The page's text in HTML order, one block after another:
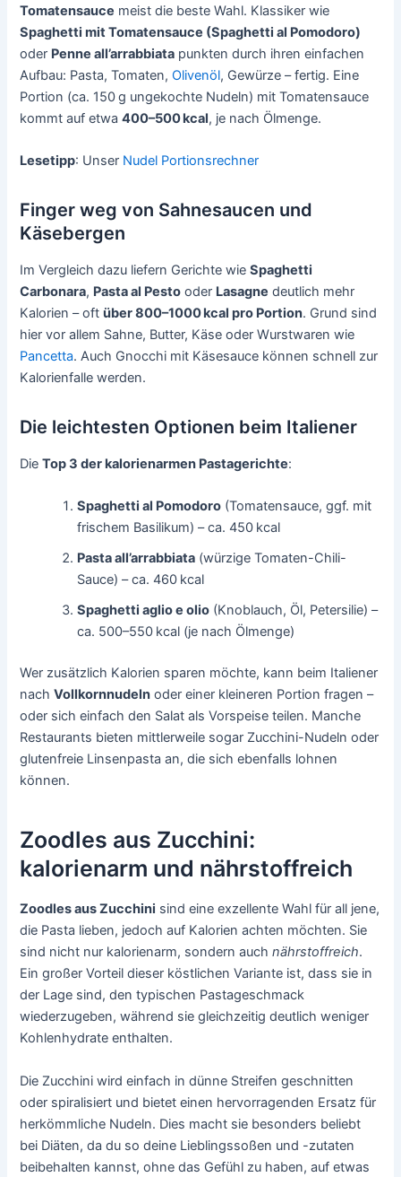
Tomatensauce meist die beste Wahl. Klassiker wie
Spaghetti mit Tomatensauce (Spaghetti al Pomodoro)
oder Penne all’arrabbiata punkten durch ihren einfachen
Aufbau: Pasta, Tomaten,Olivenöl, Gewürze – fertig. Eine
Portion (ca. 150 g ungekochte Nudeln) mit Tomatensauce
kommt auf etwa400–500 kcal, je nach Ölmenge.
Lesetipp: Unser Nudel Portionsrechner
Finger weg von Sahnesaucen und
Käsebergen
Im Vergleich dazu liefern Gerichte wieSpaghetti
Carbonara, Pasta al Pesto oder Lasagne deutlich mehr
Kalorien – oftüber 800–1000 kcal pro Portion. Grund sind
hier vor allem Sahne, Butter, Käse oder Wurstwaren wie
Pancetta. Auch Gnocchi mit Käsesauce können schnell zur
Kalorienfalle werden.
Die leichtesten Optionen beim Italiener
DieTop 3 der kalorienarmen Pastagerichte:
Spaghetti al Pomodoro (Tomatensauce, ggf. mit
frischem Basilikum) – ca. 450 kcal
Pasta all’arrabbiata (würzige Tomaten-Chili-
Sauce) – ca. 460 kcal
Spaghetti aglio e olio (Knoblauch, Öl, Petersilie) –
ca. 500–550 kcal (je nach Ölmenge)
Wer zusätzlich Kalorien sparen möchte, kann beim Italiener
nachVollkornnudeln oder einer kleineren Portion fragen –
oder sich einfach den Salat als Vorspeise teilen. Manche
Restaurants bieten mittlerweile sogar Zucchini-Nudeln oder
glutenfreie Linsenpasta an, die sich ebenfalls lohnen
können.
Zoodles aus Zucchini:
kalorienarm und nährstoffreich
Zoodles aus Zucchini sind eine exzellente Wahl für all jene,
die Pasta lieben, jedoch auf Kalorien achten möchten. Sie
sind nicht nur kalorienarm, sondern auchnährstoffreich.
Ein großer Vorteil dieser köstlichen Variante ist, dass sie in
der Lage sind, den typischen Pastageschmack
wiederzugeben, während sie gleichzeitig deutlich weniger
Kohlenhydrate enthalten.
Die Zucchini wird einfach in dünne Streifen geschnitten
oder spiralisiert und bietet einen hervorragenden Ersatz für
herkömmliche Nudeln. Dies macht sie besonders beliebt
bei Diäten, da du so deine Lieblingssoßen und -zutaten
beibehalten kannst, ohne das Gefühl zu haben, auf etwas